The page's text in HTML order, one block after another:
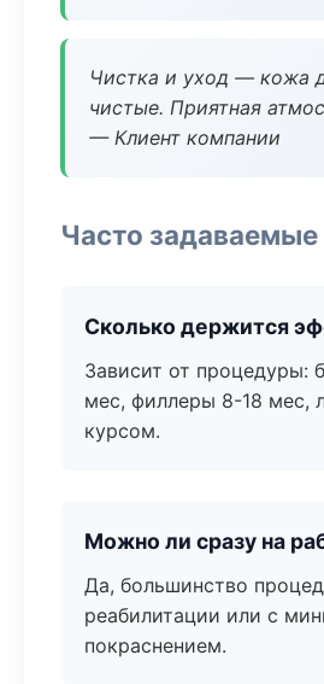
Чистка и уход — кожа
чистые. Приятная
— Клиент компании
Часто
Сколько держится
Зависит от процедуры:
мес, филлеры 8-18 мес,
курсом.
Можно ли сразу на
Да, большинство
реабилитации или с
покраснением.